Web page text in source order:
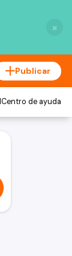
×
Publicar
Centro de ayuda